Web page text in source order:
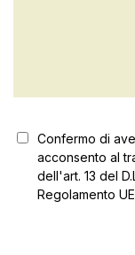
Confermo di
acconsento al
dell'art. 13 del
Regolamento